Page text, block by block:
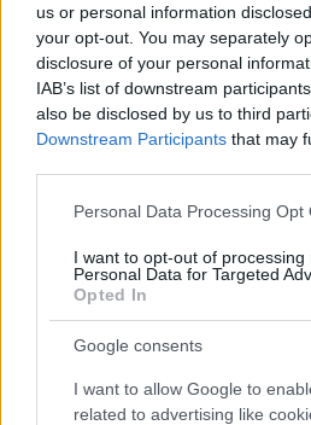
us or personal information
your opt-out. You may separately
disclosure of your personal
IAB’s list of downstream
also be disclosed by us to third
Downstream Participants that may
Please note that this website/app
not limited to your visit or usage
grant or deny consent to Google
use your data for below specified
Personal Data Processing Opt
I want to opt-out of processing
Personal Data for Targeted
Opted In
Google consents
I want to allow Google to
related to advertising like
Naroči se na e-novice